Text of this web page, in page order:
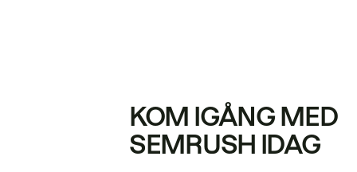
KOM IGÅNG MED
SEMRUSH IDAG